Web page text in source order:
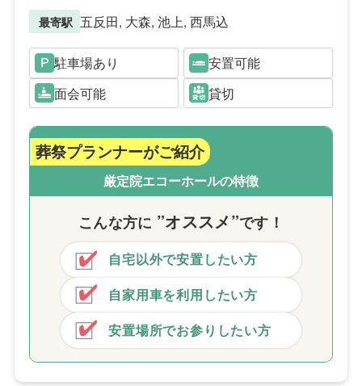
最寄駅 五反田, 大森, 池上, 西馬込
駐車場あり
安置可能
面会可能
貸切
葬祭プランナーがご紹介
厳定院エコーホールの特徴
こんな方に ”オススメ”です！
自宅以外で安置したい方
自家用車を利用したい方
安置場所でお参りしたい方